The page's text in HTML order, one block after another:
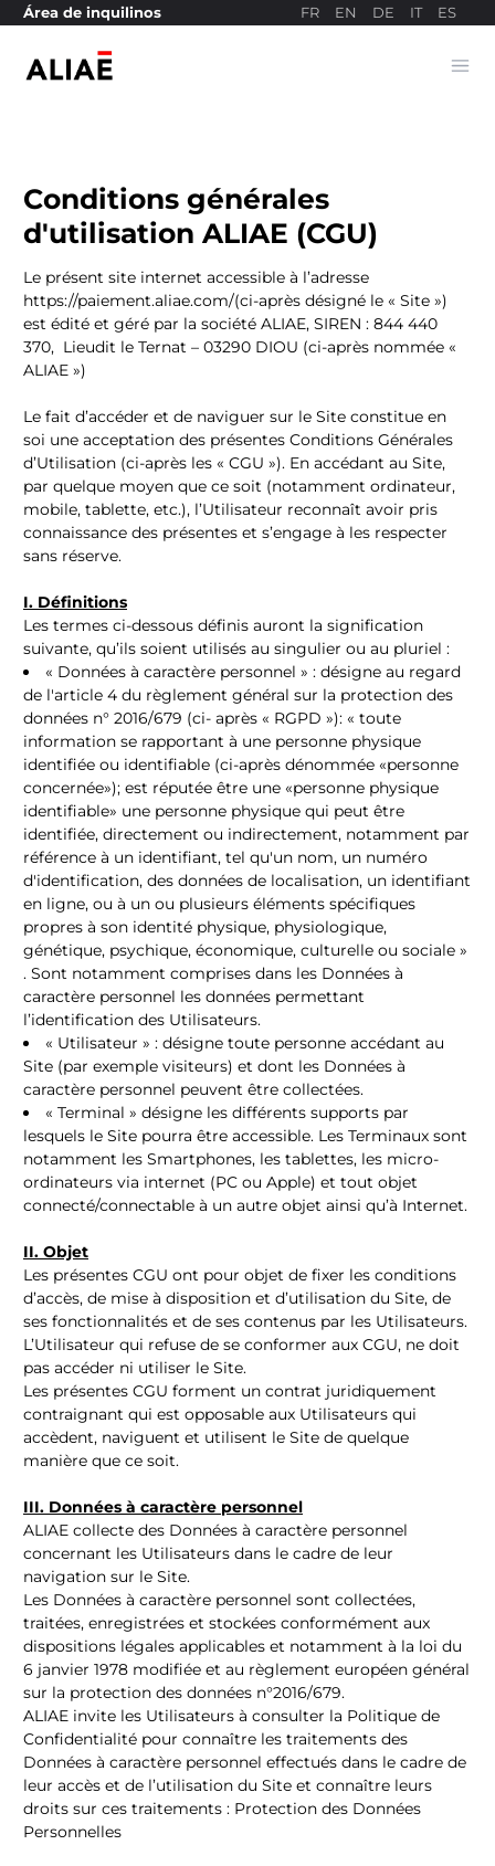
Área de inquilinos FR EN DE IT ES
Sitio web de pagos
Conditions générales
d'utilisation ALIAE (CGU)
Le présent site internet accessible à l’adresse
https://paiement.aliae.com/(ci-après désigné le « Site »)
est édité et géré par la société ALIAE, SIREN : 844 440
370, Lieudit le Ternat – 03290 DIOU (ci-après nommée «
ALIAE »)
Le fait d’accéder et de naviguer sur le Site constitue en
soi une acceptation des présentes Conditions Générales
d’Utilisation (ci-après les « CGU »). En accédant au Site,
par quelque moyen que ce soit (notamment ordinateur,
mobile, tablette, etc.), l’Utilisateur reconnaît avoir pris
connaissance des présentes et s’engage à les respecter
sans réserve.
I. Définitions
Les termes ci-dessous définis auront la signification
suivante, qu’ils soient utilisés au singulier ou au pluriel :
« Données à caractère personnel » : désigne au regard
de l'article 4 du règlement général sur la protection des
données n° 2016/679 (ci- après « RGPD »): « toute
information se rapportant à une personne physique
identifiée ou identifiable (ci-après dénommée «personne
concernée»); est réputée être une «personne physique
identifiable» une personne physique qui peut être
identifiée, directement ou indirectement, notamment par
référence à un identifiant, tel qu'un nom, un numéro
d'identification, des données de localisation, un identifiant
en ligne, ou à un ou plusieurs éléments spécifiques
propres à son identité physique, physiologique,
génétique, psychique, économique, culturelle ou sociale »
. Sont notamment comprises dans les Données à
caractère personnel les données permettant
l’identification des Utilisateurs.
« Utilisateur » : désigne toute personne accédant au
Site (par exemple visiteurs) et dont les Données à
caractère personnel peuvent être collectées.
« Terminal » désigne les différents supports par
lesquels le Site pourra être accessible. Les Terminaux sont
notamment les Smartphones, les tablettes, les micro-
ordinateurs via internet (PC ou Apple) et tout objet
connecté/connectable à un autre objet ainsi qu’à Internet.
II. Objet
Les présentes CGU ont pour objet de fixer les conditions
d’accès, de mise à disposition et d’utilisation du Site, de
ses fonctionnalités et de ses contenus par les Utilisateurs.
L’Utilisateur qui refuse de se conformer aux CGU, ne doit
pas accéder ni utiliser le Site.
Les présentes CGU forment un contrat juridiquement
contraignant qui est opposable aux Utilisateurs qui
accèdent, naviguent et utilisent le Site de quelque
manière que ce soit.
III. Données à caractère personnel
ALIAE collecte des Données à caractère personnel
concernant les Utilisateurs dans le cadre de leur
navigation sur le Site.
Les Données à caractère personnel sont collectées,
traitées, enregistrées et stockées conformément aux
dispositions légales applicables et notamment à la loi du
6 janvier 1978 modifiée et au règlement européen général
sur la protection des données n°2016/679.
ALIAE invite les Utilisateurs à consulter la Politique de
Confidentialité pour connaître les traitements des
Données à caractère personnel effectués dans le cadre de
leur accès et de l’utilisation du Site et connaître leurs
droits sur ces traitements : Protection des Données
Personnelles